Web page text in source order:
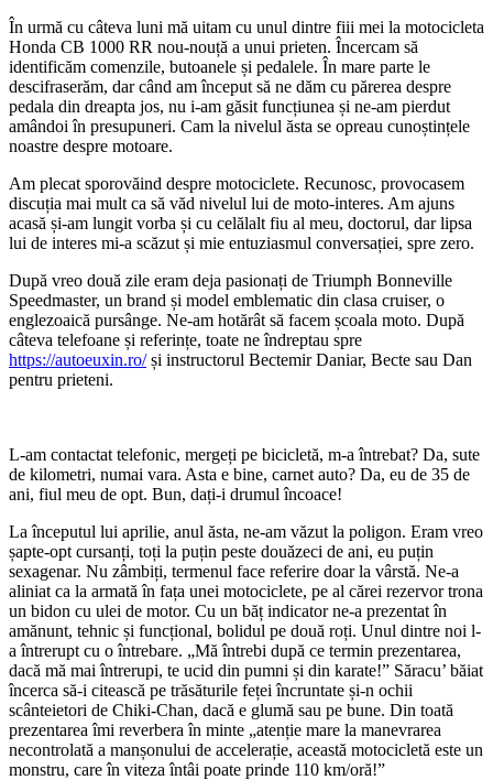
În urmă cu câteva luni mă uitam cu unul dintre fiii mei la motocicleta
Honda CB 1000 RR nou-nouță a unui prieten. Încercam să
identificăm comenzile, butoanele și pedalele. În mare parte le
descifraserăm, dar când am început să ne dăm cu părerea despre
pedala din dreapta jos, nu i-am găsit funcțiunea și ne-am pierdut
amândoi în presupuneri. Cam la nivelul ăsta se opreau cunoștințele
noastre despre motoare.
Am plecat sporovăind despre motociclete. Recunosc, provocasem
discuția mai mult ca să văd nivelul lui de moto-interes. Am ajuns
acasă și-am lungit vorba și cu celălalt fiu al meu, doctorul, dar lipsa
lui de interes mi-a scăzut și mie entuziasmul conversației, spre zero.
După vreo două zile eram deja pasionați de Triumph Bonneville
Speedmaster, un brand și model emblematic din clasa cruiser, o
englezoaică pursânge. Ne-am hotărât să facem școala moto. După
câteva telefoane și referințe, toate ne îndreptau spre
https://autoeuxin.ro/și instructorul Bectemir Daniar, Becte sau Dan
pentru prieteni.
L-am contactat telefonic, mergeți pe bicicletă, m-a întrebat? Da, sute
de kilometri, numai vara. Asta e bine, carnet auto? Da, eu de 35 de
ani, fiul meu de opt. Bun, dați-i drumul încoace!
La începutul lui aprilie, anul ăsta, ne-am văzut la poligon. Eram vreo
șapte-opt cursanți, toți la puțin peste douăzeci de ani, eu puțin
sexagenar. Nu zâmbiți, termenul face referire doar la vârstă. Ne-a
aliniat ca la armată în fața unei motociclete, pe al cărei rezervor trona
un bidon cu ulei de motor. Cu un băț indicator ne-a prezentat în
amănunt, tehnic și funcțional, bolidul pe două roți. Unul dintre noi l-
a întrerupt cu o întrebare. „Mă întrebi după ce termin prezentarea,
dacă mă mai întrerupi, te ucid din pumni și din karate!” Săracu’ băiat
încerca să-i citească pe trăsăturile feței încruntate și-n ochii
scânteietori de Chiki-Chan, dacă e glumă sau pe bune. Din toată
prezentarea îmi reverbera în minte „atenție mare la manevrarea
necontrolată a manșonului de accelerație, această motocicletă este un
monstru, care în viteza întâi poate prinde 110 km/oră!”